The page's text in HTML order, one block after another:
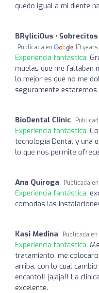
quedo igual a mi diente
BRyliciOus •
Publicada en 10
Experiencia fantástica:
muelas que me faltaban
lo mejor es que no me
seguramente
BioDental Clinic
Experiencia fantástica:
tecnología Dental y una
lo que nos permite
Ana Quiroga Publicada en
Experiencia fantástica:
comodas las
Kasi Medina Publicada en
Experiencia fantástica:
tratamiento, me
arriba. con lo cual
encanto!! jajaja!! La
excelente.